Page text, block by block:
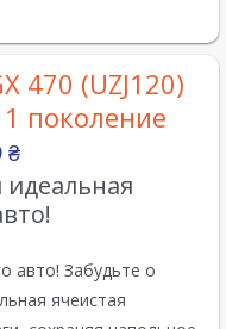
470 (UZJ120)
1 поколение
₴
авто! Забудьте о
ячеистая